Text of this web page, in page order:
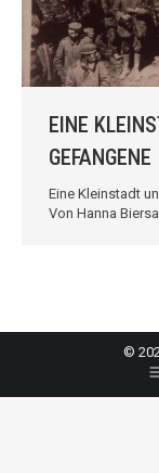
EINE
GEFANGENE
Eine Kleinstadt
Von Hanna
©